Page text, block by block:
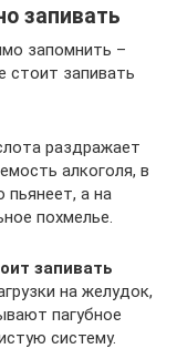
запивать
запомнить –
стоит запивать
раздражает
алкоголя, в
пьянеет, а на
похмелье.
запивать
на желудок,
пагубное
систему.